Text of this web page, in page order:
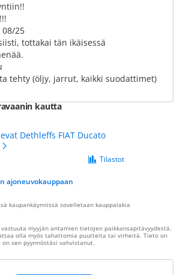
08/25
tottakai tän ikäisessä
tehty (öljy, jarrut, kaikki suodattimet)
kautta
Dethleffs FIAT Ducato
ajoneuvokauppaan
Tilastot
kaupankäynnissä sovelletaan kauppalakia
myyjän antamien tietojen paikkansapitävyydestä.
olla myös tahattomia puutteita tai virheitä. Tieto on
sen pyynnöstäsi vahvistanut.